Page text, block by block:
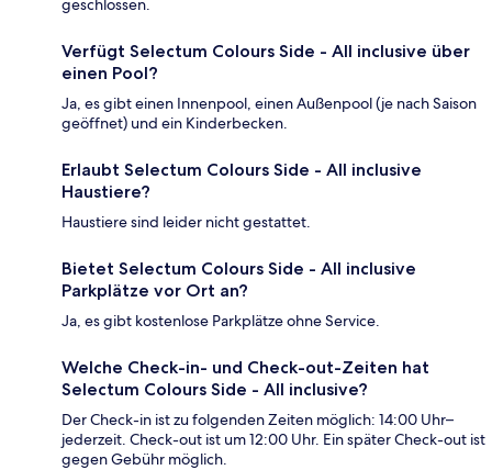
geschlossen.
Verfügt Selectum Colours Side - All inclusive über
einen Pool?
Ja, es gibt einen Innenpool, einen Außenpool (je nach Saison
geöffnet) und ein Kinderbecken.
Erlaubt Selectum Colours Side - All inclusive
Haustiere?
Haustiere sind leider nicht gestattet.
Bietet Selectum Colours Side - All inclusive
Parkplätze vor Ort an?
Ja, es gibt kostenlose Parkplätze ohne Service.
Welche Check-in- und Check-out-Zeiten hat
Selectum Colours Side - All inclusive?
Der Check-in ist zu folgenden Zeiten möglich: 14:00 Uhr–
jederzeit. Check-out ist um 12:00 Uhr. Ein später Check-out ist
gegen Gebühr möglich.